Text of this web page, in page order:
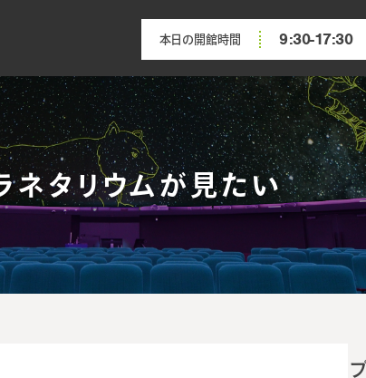
本日の開館時間 9:30-17:30
ネタリウムが見たい